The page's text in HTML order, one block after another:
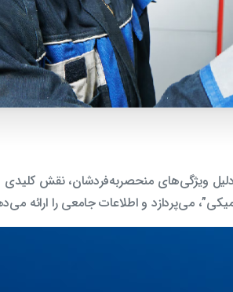
ویژگی‌های منحصربه‌فردشان، نقش کلیدی
می‌پردازد و اطلاعات جامعی را ارائه